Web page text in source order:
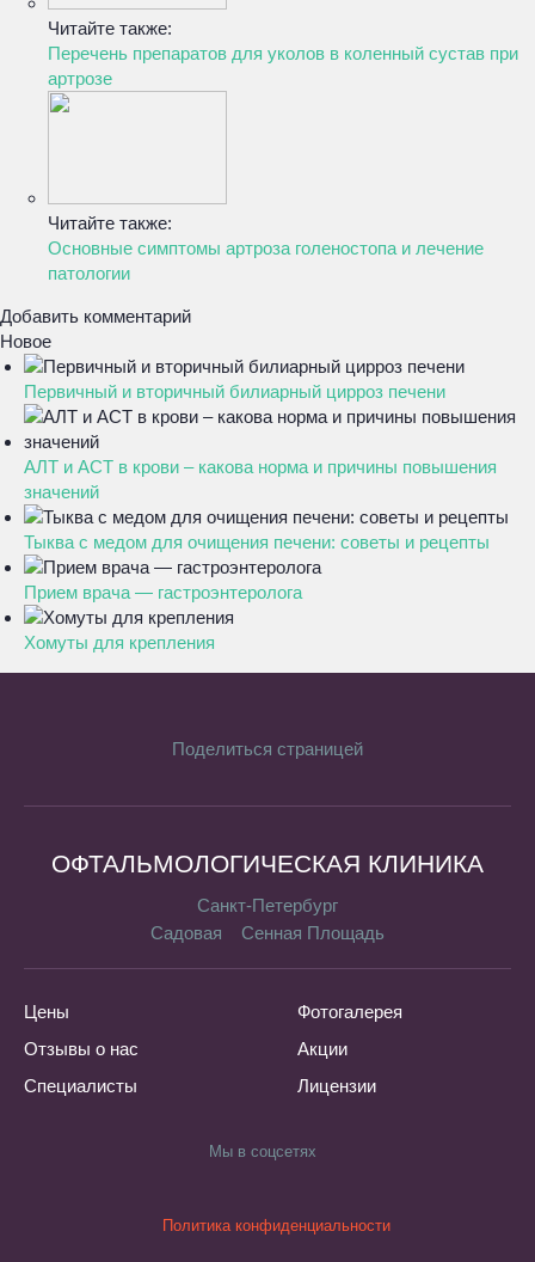
Читайте также:
Перечень препаратов для уколов в коленный сустав при
артрозе
Читайте также:
Основные симптомы артроза голеностопа и лечение
патологии
Добавить комментарий
Новое
Первичный и вторичный билиарный цирроз печени
АЛТ и АСТ в крови – какова норма и причины повышения
значений
Тыква с медом для очищения печени: советы и рецепты
Прием врача — гастроэнтеролога
Хомуты для крепления
Поделиться страницей
ОФТАЛЬМОЛОГИЧЕСКАЯ КЛИНИКА
Санкт-Петербург
Садовая
Сенная Площадь
Цены
Отзывы о нас
Специалисты
Фотогалерея
Акции
Лицензии
Мы в соцсетях
Политика конфиденциальности